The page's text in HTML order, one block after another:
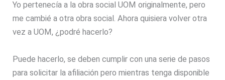
Yo pertenecía a la obra social UOM originalmente, pero
me cambié a otra obra social. Ahora quisiera volver otra
vez a UOM, ¿podré hacerlo?
Puede hacerlo, se deben cumplir con una serie de pasos
para solicitar la afiliación pero mientras tenga disponible